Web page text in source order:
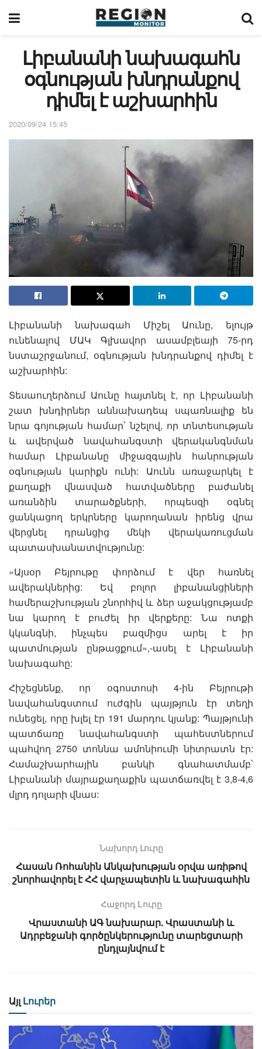
Լիբանանի նախագահն
օգնության խնդրանքով
դիմել է աշխարհին
2020/09/24 15:45
Լիբանանի նախագահ Միշել Աունը, ելույթ
ունենալով ՄԱԿ Գլխավոր ասամբլեայի 75-րդ
նստաշրջանում, օգնության խնդրանքով դիմել է
աշխարհին:
Տեսաուղերձում Աունը հայտնել է, որ Լիբանանի
շատ խնդիրներ աննախադեպ սպառնալիք են
նրա գոյության համար՝ նշելով, որ տնտեսության
և ավերված նավահանգստի վերականգնման
համար Լիբանանը միջազգային հանրության
օգնության կարիքն ունի: Աունն առաջարկել է
քաղաքի վնասված հատվածները բաժանել
առանձին տարածքների, որպեսզի օգնել
ցանկացող երկրները կարողանան իրենց վրա
վերցնել դրանցից մեկի վերակառուցման
պատասխանատվությունը:
«Այսօր Բեյրութը փորձում է վեր հառնել
ավերակներից: Եվ բոլոր լիբանանցիների
համերաշխության շնորհիվ և ձեր աջակցությամբ
նա կարող է բուժել իր վերքերը: Նա ոտքի
կկանգնի, ինչպես բազմիցս արել է իր
պատմության ընթացքում»,-ասել է Լիբանանի
նախագահը:
Հիշեցնենք, որ օգոստոսի 4-ին Բեյրութի
նավահանգստում ուժգին պայթյուն էր տեղի
ունեցել, որը խլել էր 191 մարդու կյանք: Պայթյունի
պատճառը նավահանգստի պահեստներում
պահվող 2750 տոննա ամոնիումի նիտրատն էր:
Համաշխարհային բանկի գնահատմամբ՝
Լիբանանի մայրաքաղաքին պատճառվել է 3,8-4,6
մլրդ դոլարի վնաս:
Նախորդ Լուրը
Հասան Ռոհանին Անկախության օրվա առիթով
շնորհավորել է ՀՀ վարչապետին և նախագահին
Հաջորդ Lուրը
Վրաստանի ԱԳ նախարար. Վրաստանի և
Ադրբեջանի գործընկերությունը տարեցտարի
ընդլայնվում է
Այլ Լուրեր